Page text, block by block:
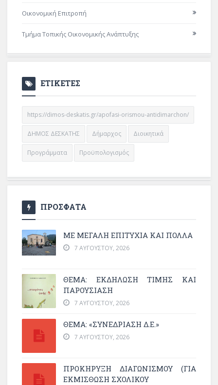
Οικονομική Επιτροπή
Τμήμα Τοπικής Οικονομικής Ανάπτυξης
ΕΤΙΚΕΤΕΣ
https://dimos-deskatis.gr/apofasi-orismou-antidimarchon/
ΔΗΜΟΣ ΔΕΣΚΑΤΗΣ Δήμαρχος Διοικητικά
Προγράμματα Προϋπολογισμός
ΠΡΟΣΦΑΤΑ
ΜΕ ΜΕΓΆΛΗ ΕΠΙΤΥΧΊΑ ΚΑΙ ΠΟΛΛΆ
7 ΑΥΓΟΎΣΤΟΥ, 2026
ΘΈΜΑ: ΕΚΔΉΛΩΣΗ ΤΙΜΉΣ ΚΑΙ
ΠΑΡΟΥΣΊΑΣΗ
7 ΑΥΓΟΎΣΤΟΥ, 2026
ΘΕΜΑ: «ΣΥΝΕΔΡΊΑΣΗ Δ.Ε.»
7 ΑΥΓΟΎΣΤΟΥ, 2026
ΠΡΟΚΗΡΥΞΗ ΔΙΑΓΩΝΙΣΜΟΥ (ΓΙΑ
ΕΚΜΊΣΘΩΣΗ ΣΧΟΛΙΚΟΎ